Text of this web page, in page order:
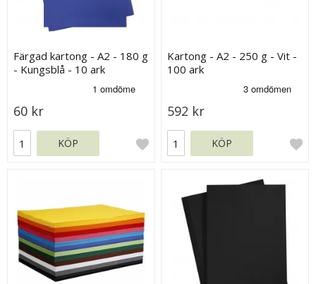
Färgad kartong - A2 - 180 g
- Kungsblå - 10 ark
60 kr
KÖP
Kartong - A2 - 250 g - Vit -
100 ark
592 kr
KÖP